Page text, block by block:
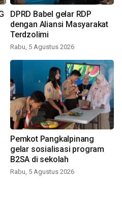
DPRD Babel gelar RDP
dengan Aliansi Masyarakat
Terdzolimi
Rabu, 5 Agustus 2026
Pemkot Pangkalpinang
gelar sosialisasi program
B2SA di sekolah
Rabu, 5 Agustus 2026